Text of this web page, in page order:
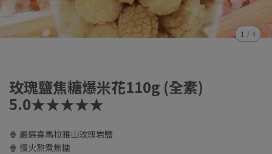
1 / 4
玫瑰鹽焦糖爆米花110g (全素)
5.0★★★★★
🍿 嚴選喜馬拉雅山玫瑰岩鹽
🍿 慢火熬煮焦糖